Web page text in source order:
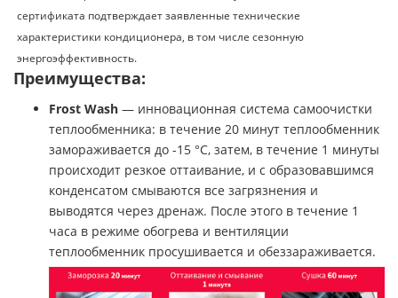
сертификата подтверждает заявленные технические
характеристики кондиционера, в том числе сезонную
энергоэффективность.
Преимущества:
Frost Wash — инновационная система самоочистки
теплообменника: в течение 20 минут теплообменник
замораживается до -15 °C, затем, в течение 1 минуты
происходит резкое оттаивание, и с образовавшимся
конденсатом смываются все загрязнения и
выводятся через дренаж. После этого в течение 1
часа в режиме обогрева и вентиляции
теплообменник просушивается и обеззараживается.